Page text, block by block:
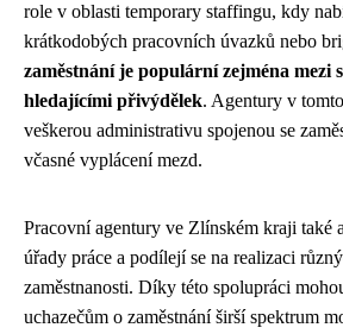
role v oblasti temporary staffingu, kdy
krátkodobých pracovních úvazků nebo
zaměstnání je populární zejména mezi
hledajícími přivýdělek. Agentury v
veškerou administrativu spojenou se
včasné vyplácení mezd.
Pracovní agentury ve Zlínském kraji také
úřady práce a podílejí se na realizaci
zaměstnanosti. Díky této spolupráci
uchazečům o zaměstnání širší spektrum